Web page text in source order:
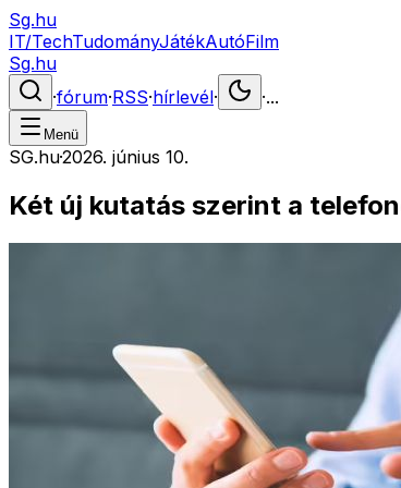
Sg.hu
IT/TechTudományJátékAutóFilm
Sg.hu
·fórum·RSS·hírlevél· ·...
Menü
SG.hu·2026. június 10.
Két új kutatás szerint a